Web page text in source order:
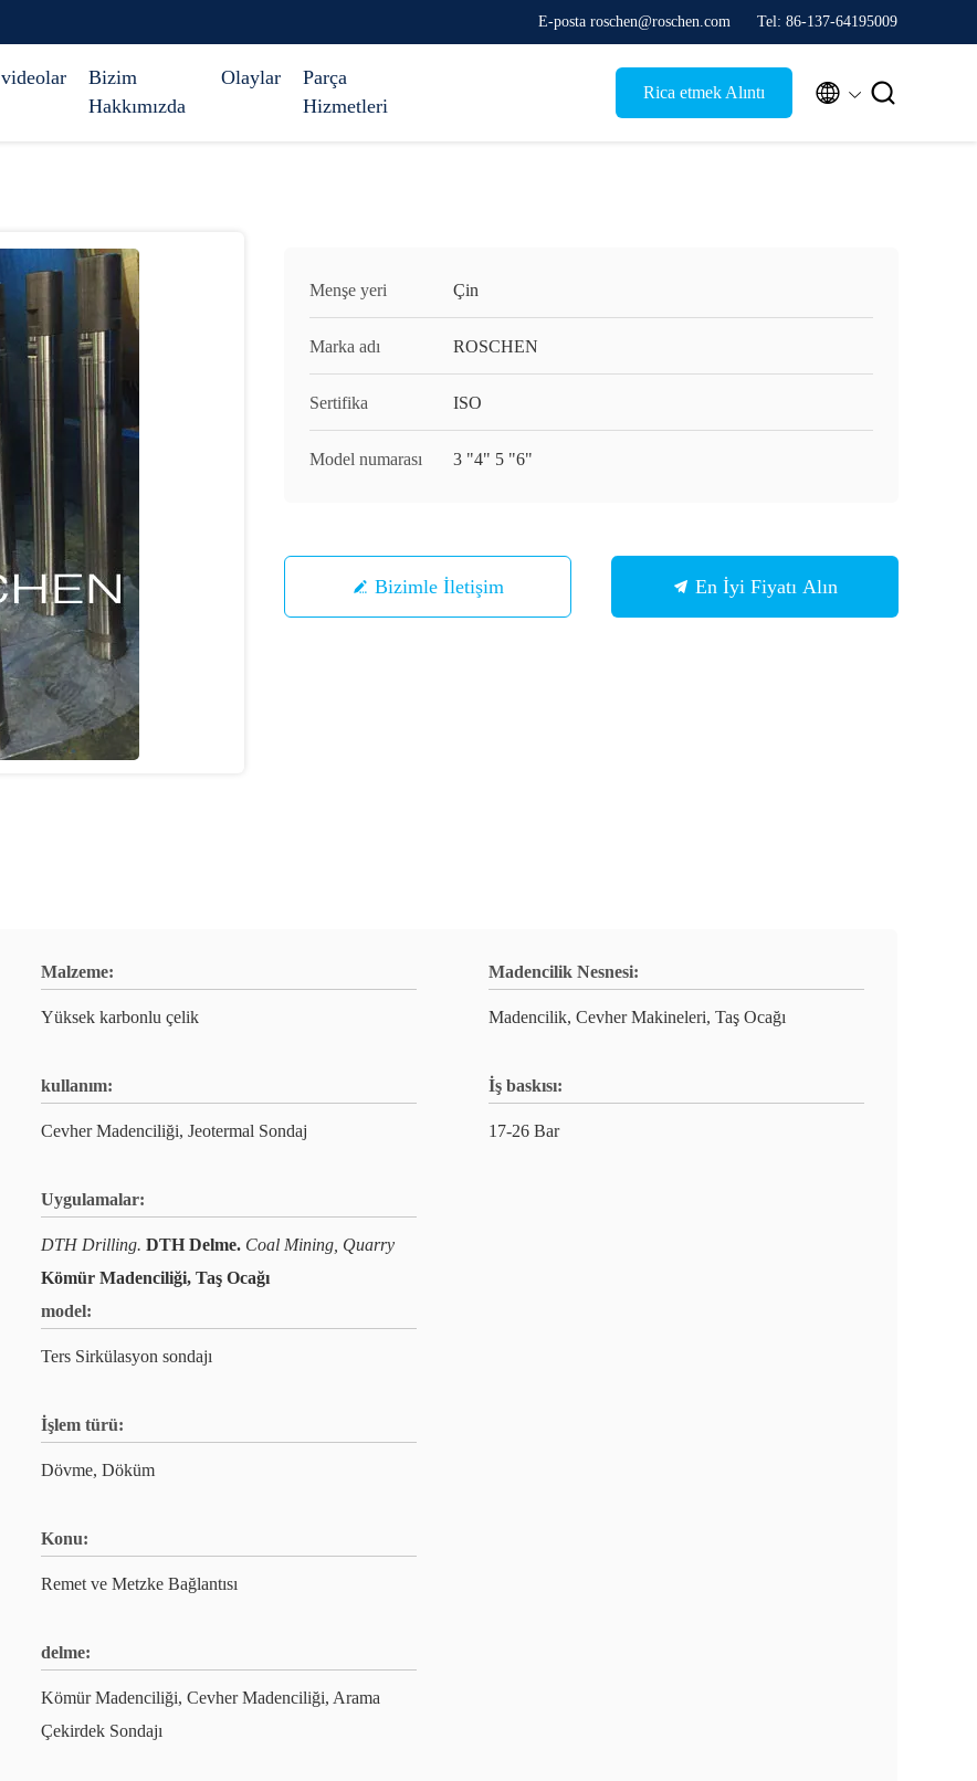
E-posta roschen@roschen.com Tel: 86-137-64195009
videolar
Bizim
Hakkımızda
Olaylar
Parça
Hizmetleri
Rica etmek Alıntı  
Menşe yeri Çin
Marka adı ROSCHEN
Sertifika ISO
Model numarası 3 "4" 5 "6"
Bizimle İletişim En İyi Fiyatı Alın
Malzeme:
Yüksek karbonlu çelik
Madencilik Nesnesi:
Madencilik, Cevher Makineleri, Taş Ocağı
kullanım:
Cevher Madenciliği, Jeotermal Sondaj
İş baskısı:
17-26 Bar
Uygulamalar:
DTH Drilling. DTH Delme. Coal Mining, Quarry
Kömür Madenciliği, Taş Ocağı
model:
Ters Sirkülasyon sondajı
İşlem türü:
Dövme, Döküm
Konu:
Remet ve Metzke Bağlantısı
delme:
Kömür Madenciliği, Cevher Madenciliği, Arama
Çekirdek Sondajı